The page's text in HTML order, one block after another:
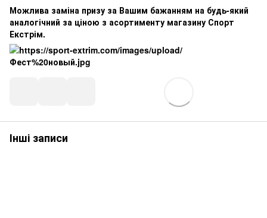
Можлива заміна призу за Вашим бажанням на будь-який
аналогічний за ціною з асортименту магазину Спорт
Екстрім.
Інші записи